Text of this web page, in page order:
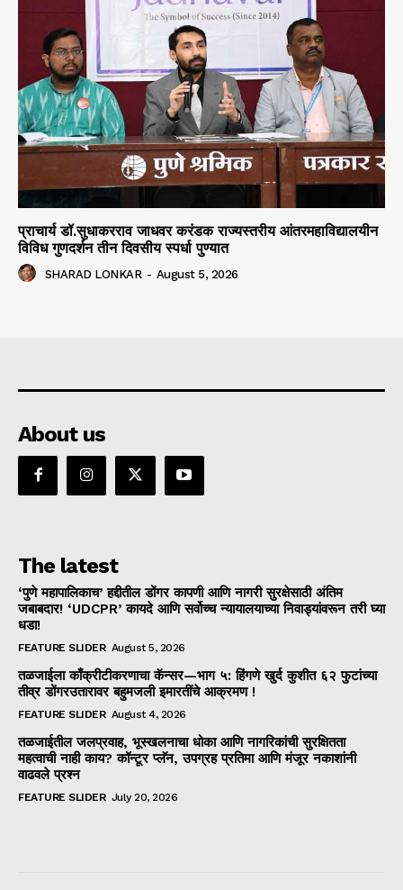
प्राचार्य डॉ.सुधाकरराव जाधवर करंडक राज्यस्तरीय आंतरमहाविद्यालयीन
विविध गुणदर्शन तीन दिवसीय स्पर्धा पुण्यात
SHARAD LONKAR - August 5, 2026
About us
The latest
‘पुणे महापालिकाच’ हद्दीतील डोंगर कापणी आणि नागरी सुरक्षेसाठी अंतिम
जबाबदार! ‘UDCPR’ कायदे आणि सर्वोच्च न्यायालयाच्या निवाड्यांवरून तरी घ्या
धडा!
FEATURE SLIDER August 5, 2026
तळजाईला काँक्रीटीकरणाचा कॅन्सर—भाग ५: हिंगणे खुर्द कुशीत ६२ फुटांच्या
तीव्र डोंगरउतारावर बहुमजली इमारतींचे आक्रमण !
FEATURE SLIDER August 4, 2026
तळजाईतील जलप्रवाह, भूस्खलनाचा धोका आणि नागरिकांची सुरक्षितता
महत्वाची नाही काय? कॉन्टूर प्लॅन, उपग्रह प्रतिमा आणि मंजूर नकाशांनी
वाढवले प्रश्न
FEATURE SLIDER July 20, 2026